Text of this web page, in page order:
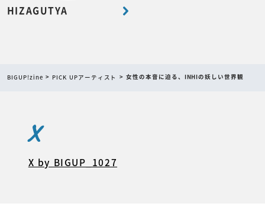
HIZAGUTYA
BIGUP!zine PICK UPアーティスト 女性の本音に迫る、INHIの妖しい世界観
X
X by BIGUP_1027